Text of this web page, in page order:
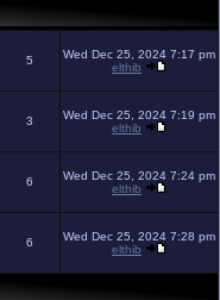
5
Wed Dec 25, 2024 7:17 pm
elthib
3
Wed Dec 25, 2024 7:19 pm
elthib
6
Wed Dec 25, 2024 7:24 pm
elthib
6
Wed Dec 25, 2024 7:28 pm
elthib